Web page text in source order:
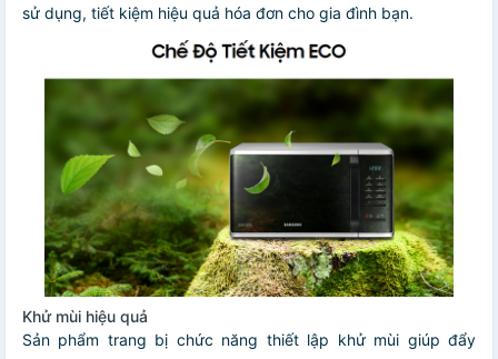
sử dụng, tiết kiệm hiệu quả hóa đơn cho gia đình bạn.
Khử mùi hiệu quả
Sản phẩm trang bị chức năng thiết lập khử mùi giúp đẩy